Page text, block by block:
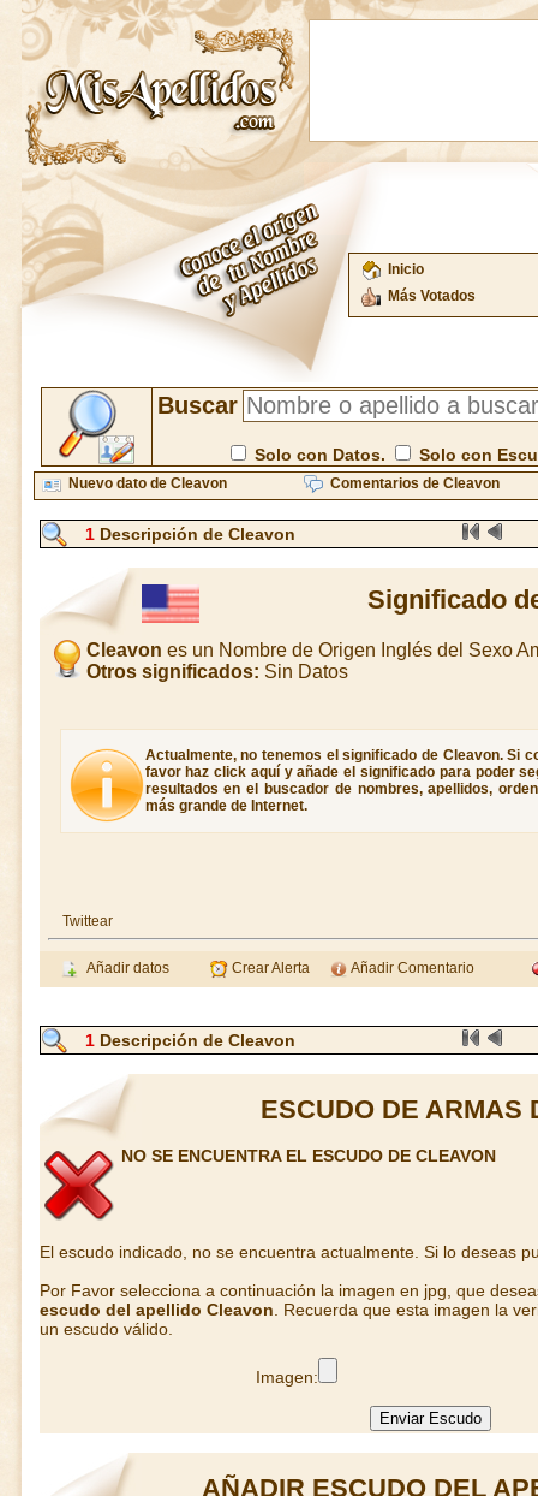
Inicio
Más Votados
Buscar
Solo con Datos. Solo con
Nuevo dato de Cleavon Comentarios de Cleavon
1 Descripción de Cleavon
Significado
Cleavon es un Nombre de Origen Inglés del Sexo
Otros significados: Sin Datos
Actualmente, no tenemos el significado de Cleavon. Si
favor haz click aquí y añade el significado para poder
resultados en el buscador de nombres, apellidos,
más grande de Internet.
Twittear
Añadir datos Crear Alerta Añadir Comentario
1 Descripción de Cleavon
ESCUDO DE ARMAS
NO SE ENCUENTRA EL ESCUDO DE CLEAVON
El escudo indicado, no se encuentra actualmente. Si lo deseas
Por Favor selecciona a continuación la imagen en jpg, que
escudo del apellido Cleavon . Recuerda que esta imagen la
un escudo válido.
Imagen:
AÑADIR ESCUDO DEL